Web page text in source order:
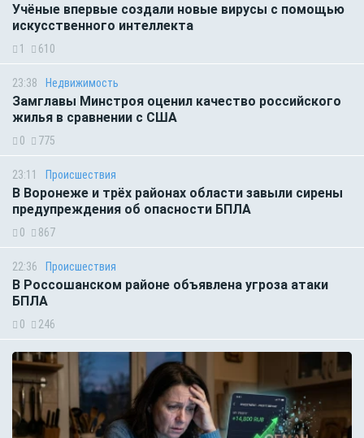
Учёные впервые создали новые вирусы с помощью
искусственного интеллекта
1 610
23:38 Недвижимость
Замглавы Минстроя оценил качество российского
жилья в сравнении с США
0 775
23:11 Происшествия
В Воронеже и трёх районах области завыли сирены
предупреждения об опасности БПЛА
0 867
22:36 Происшествия
В Россошанском районе объявлена угроза атаки
БПЛА
0 246